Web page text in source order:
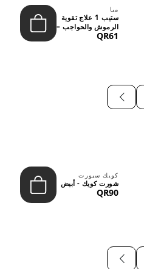
ميا
ستيب 1 علاج تقوية
الرموش والحواجب –
12 مل
QR61
كويك سبورت
شورت كويك - أبيض
QR90